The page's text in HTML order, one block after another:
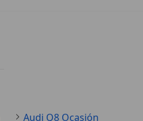
Audi Q8 Ocasión